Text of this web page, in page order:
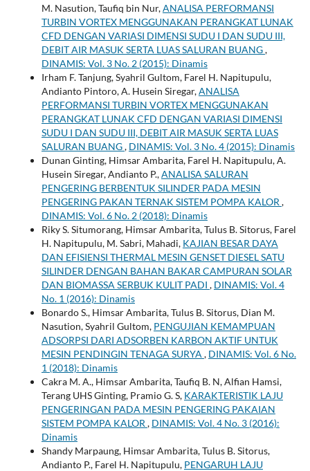
M. Nasution, Taufiq bin Nur,ANALISA PERFORMANSI
TURBIN VORTEX MENGGUNAKAN PERANGKAT LUNAK
CFD DENGAN VARIASI DIMENSI SUDU I DAN SUDU III,
DEBIT AIR MASUK SERTA LUAS SALURAN BUANG,
DINAMIS: Vol. 3 No. 2 (2015): Dinamis
Irham F. Tanjung, Syahril Gultom, Farel H. Napitupulu,
Andianto Pintoro, A. Husein Siregar,ANALISA
PERFORMANSI TURBIN VORTEX MENGGUNAKAN
PERANGKAT LUNAK CFD DENGAN VARIASI DIMENSI
SUDU I DAN SUDU III, DEBIT AIR MASUK SERTA LUAS
SALURAN BUANG, DINAMIS: Vol. 3 No. 4 (2015): Dinamis
Dunan Ginting, Himsar Ambarita, Farel H. Napitupulu, A.
Husein Siregar, Andianto P.,ANALISA SALURAN
PENGERING BERBENTUK SILINDER PADA MESIN
PENGERING PAKAN TERNAK SISTEM POMPA KALOR ,
DINAMIS: Vol. 6 No. 2 (2018): Dinamis
Riky S. Situmorang, Himsar Ambarita, Tulus B. Sitorus, Farel
H. Napitupulu, M. Sabri, Mahadi, KAJIAN BESAR DAYA
DAN EFISIENSI THERMAL MESIN GENSET DIESEL SATU
SILINDER DENGAN BAHAN BAKAR CAMPURAN SOLAR
DAN BIOMASSA SERBUK KULIT PADI , DINAMIS: Vol. 4
No. 1 (2016): Dinamis
Bonardo S., Himsar Ambarita, Tulus B. Sitorus, Dian M.
Nasution, Syahril Gultom, PENGUJIAN KEMAMPUAN
ADSORPSI DARI ADSORBEN KARBON AKTIF UNTUK
MESIN PENDINGIN TENAGA SURYA , DINAMIS: Vol. 6 No.
1 (2018): Dinamis
Cakra M. A., Himsar Ambarita, Taufiq B. N, Alfian Hamsi,
Terang UHS Ginting, Pramio G. S, KARAKTERISTIK LAJU
PENGERINGAN PADA MESIN PENGERING PAKAIAN
SISTEM POMPA KALOR , DINAMIS: Vol. 4 No. 3 (2016):
Dinamis
Shandy Marpaung, Himsar Ambarita, Tulus B. Sitorus,
Andianto P., Farel H. Napitupulu, PENGARUH LAJU